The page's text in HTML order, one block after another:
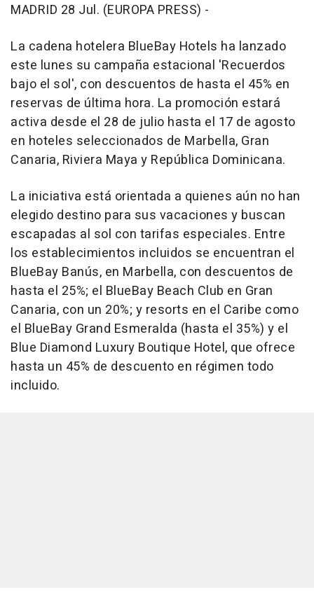
MADRID 28 Jul. (EUROPA PRESS) -
La cadena hotelera BlueBay Hotels ha lanzado
este lunes su campaña estacional 'Recuerdos
bajo el sol', con descuentos de hasta el 45% en
reservas de última hora. La promoción estará
activa desde el 28 de julio hasta el 17 de agosto
en hoteles seleccionados de Marbella, Gran
Canaria, Riviera Maya y República Dominicana.
La iniciativa está orientada a quienes aún no han
elegido destino para sus vacaciones y buscan
escapadas al sol con tarifas especiales. Entre
los establecimientos incluidos se encuentran el
BlueBay Banús, en Marbella, con descuentos de
hasta el 25%; el BlueBay Beach Club en Gran
Canaria, con un 20%; y resorts en el Caribe como
el BlueBay Grand Esmeralda (hasta el 35%) y el
Blue Diamond Luxury Boutique Hotel, que ofrece
hasta un 45% de descuento en régimen todo
incluido.